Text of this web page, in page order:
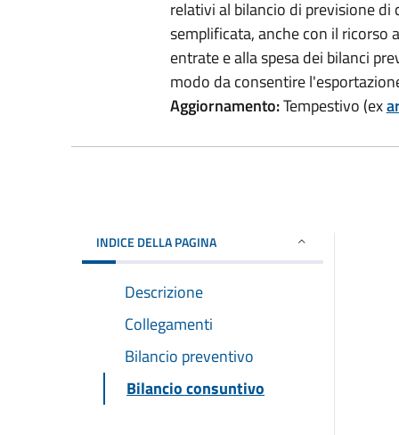
relativi al bilancio di previsione
semplificata, anche con il ricorso
entrate e alla spesa dei bilanci
modo da consentire
Aggiornamento:Tempestivo (ex
INDICE DELLA PAGINA
Descrizione
Collegamenti
Bilancio preventivo
Bilancio consuntivo